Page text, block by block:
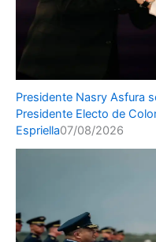
Presidente Nasry Asfura
Presidente Electo de
Espriella07/08/2026